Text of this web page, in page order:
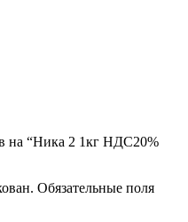
на “Ника 2 1кг НДС20%
Обязательные поля